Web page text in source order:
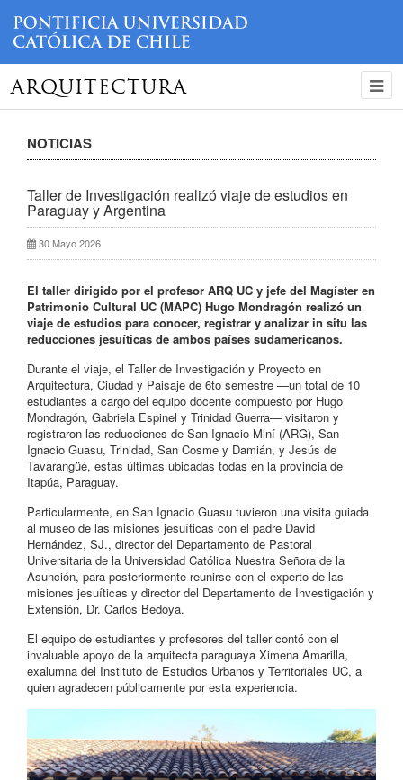
ARQUITECTURA
NOTICIAS
Taller de Investigación realizó viaje de estudios en
Paraguay y Argentina
30 Mayo 2026
El taller dirigido por el profesor ARQ UC y jefe del Magíster en
Patrimonio Cultural UC (MAPC) Hugo Mondragón realizó un
viaje de estudios para conocer, registrar y analizar in situ las
reducciones jesuíticas de ambos países sudamericanos.
Durante el viaje, el Taller de Investigación y Proyecto en
Arquitectura, Ciudad y Paisaje de 6to semestre —un total de 10
estudiantes a cargo del equipo docente compuesto por Hugo
Mondragón, Gabriela Espinel y Trinidad Guerra— visitaron y
registraron las reducciones de San Ignacio Miní (ARG), San
Ignacio Guasu, Trinidad, San Cosme y Damián, y Jesús de
Tavarangüé, estas últimas ubicadas todas en la provincia de
Itapúa, Paraguay.
Particularmente, en San Ignacio Guasu tuvieron una visita guiada
al museo de las misiones jesuíticas con el padre David
Hernández, SJ., director del Departamento de Pastoral
Universitaria de la Universidad Católica Nuestra Señora de la
Asunción, para posteriormente reunirse con el experto de las
misiones jesuíticas y director del Departamento de Investigación y
Extensión, Dr. Carlos Bedoya.
El equipo de estudiantes y profesores del taller contó con el
invaluable apoyo de la arquitecta paraguaya Ximena Amarilla,
exalumna del Instituto de Estudios Urbanos y Territoriales UC, a
quien agradecen públicamente por esta experiencia.